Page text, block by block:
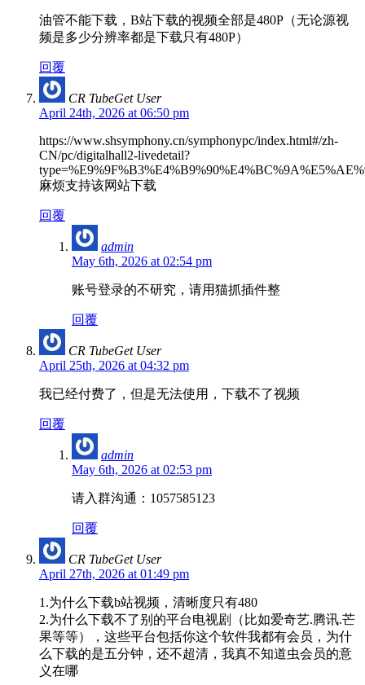
油管不能下载，B站下载的视频全部是480P（无论源视
频是多少分辨率都是下载只有480P）
回覆
CR TubeGet User
April 24th, 2026 at 06:50 pm
https://www.shsymphony.cn/symphonypc/index.html#/zh-
CN/pc/digitalhall2-livedetail?
麻烦支持该网站下载
回覆
admin
May 6th, 2026 at 02:54 pm
账号登录的不研究，请用猫抓插件整
回覆
CR TubeGet User
April 25th, 2026 at 04:32 pm
我已经付费了，但是无法使用，下载不了视频
回覆
admin
May 6th, 2026 at 02:53 pm
请入群沟通：1057585123
回覆
CR TubeGet User
April 27th, 2026 at 01:49 pm
1.为什么下载b站视频，清晰度只有480
2.为什么下载不了别的平台电视剧（比如爱奇艺.腾讯.芒
果等等），这些平台包括你这个软件我都有会员，为什
么下载的是五分钟，还不超清，我真不知道虫会员的意
义在哪